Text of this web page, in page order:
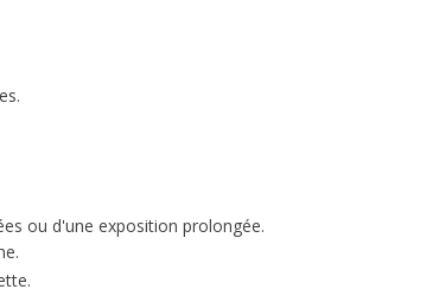
ou d'une exposition prolongée.